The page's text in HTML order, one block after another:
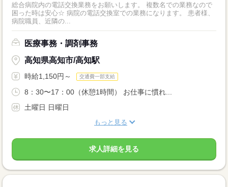
総合病院内の電話交換業務をお願いします。 複数名での業務なので
困った時は安心☆ 病院の電話交換室での業務になります。 患者様、
病院職員、近隣の...
医療事務・調剤事務
高知県高知市/高知駅
時給1,150円～ 交通費一部支給
8：30〜17：00（休憩1時間） お仕事に慣れ...
土曜日 日曜日
もっと見る
求人詳細を見る